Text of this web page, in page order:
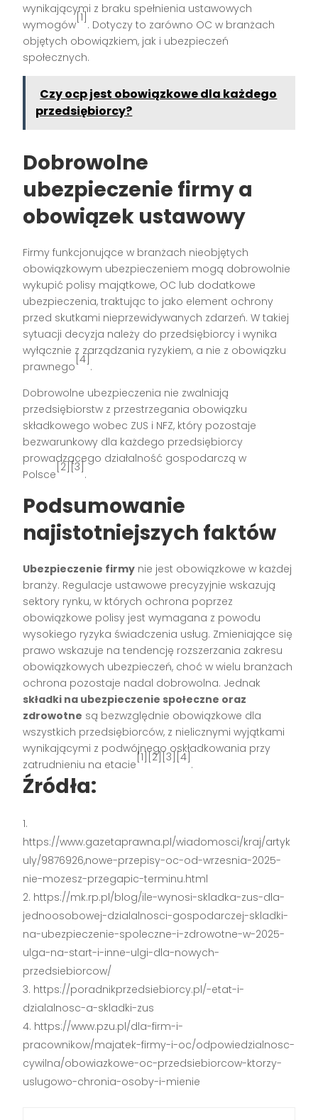
wynikającymi z braku spełnienia ustawowych
wymogów
[1]
. Dotyczy to zarówno OC w branżach
objętych obowiązkiem, jak i ubezpieczeń
społecznych.
Czy ocp jest obowiązkowe dla każdego
przedsiębiorcy?
Dobrowolne
ubezpieczenie firmy a
obowiązek ustawowy
Firmy funkcjonujące w branżach nieobjętych
obowiązkowym ubezpieczeniem mogą dobrowolnie
wykupić polisy majątkowe, OC lub dodatkowe
ubezpieczenia, traktując to jako element ochrony
przed skutkami nieprzewidywanych zdarzeń. W takiej
sytuacji decyzja należy do przedsiębiorcy i wynika
wyłącznie z zarządzania ryzykiem, a nie z obowiązku
prawnego
[4]
.
Dobrowolne ubezpieczenia nie zwalniają
przedsiębiorstw z przestrzegania obowiązku
składkowego wobec ZUS i NFZ, który pozostaje
bezwarunkowy dla każdego przedsiębiorcy
prowadzącego działalność gospodarczą w
Polsce
[2][3]
.
Podsumowanie
najistotniejszych faktów
Ubezpieczenie firmy nie jest obowiązkowe w każdej
branży. Regulacje ustawowe precyzyjnie wskazują
sektory rynku, w których ochrona poprzez
obowiązkowe polisy jest wymagana z powodu
wysokiego ryzyka świadczenia usług. Zmieniające się
prawo wskazuje na tendencję rozszerzania zakresu
obowiązkowych ubezpieczeń, choć w wielu branżach
ochrona pozostaje nadal dobrowolna. Jednak
składki na ubezpieczenie społeczne oraz
zdrowotne są bezwzględnie obowiązkowe dla
wszystkich przedsiębiorców, z nielicznymi wyjątkami
wynikającymi z podwójnego oskładkowania przy
zatrudnieniu na etacie
[1][2][3][4]
.
Źródła:
https://www.gazetaprawna.pl/wiadomosci/kraj/artyk
uly/9876926,nowe-przepisy-oc-od-wrzesnia-2025-
nie-mozesz-przegapic-terminu.html
https://mk.rp.pl/blog/ile-wynosi-skladka-zus-dla-
jednoosobowej-dzialalnosci-gospodarczej-skladki-
na-ubezpieczenie-spoleczne-i-zdrowotne-w-2025-
ulga-na-start-i-inne-ulgi-dla-nowych-
przedsiebiorcow/
https://poradnikprzedsiebiorcy.pl/-etat-i-
dzialalnosc-a-skladki-zus
https://www.pzu.pl/dla-firm-i-
pracownikow/majatek-firmy-i-oc/odpowiedzialnosc-
cywilna/obowiazkowe-oc-przedsiebiorcow-ktorzy-
uslugowo-chronia-osoby-i-mienie